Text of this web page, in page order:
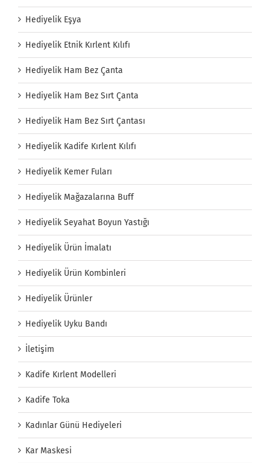
Hediyelik Eşya
Hediyelik Etnik Kırlent Kılıfı
Hediyelik Ham Bez Çanta
Hediyelik Ham Bez Sırt Çanta
Hediyelik Ham Bez Sırt Çantası
Hediyelik Kadife Kırlent Kılıfı
Hediyelik Kemer Fuları
Hediyelik Mağazalarına Buff
Hediyelik Seyahat Boyun Yastığı
Hediyelik Ürün İmalatı
Hediyelik Ürün Kombinleri
Hediyelik Ürünler
Hediyelik Uyku Bandı
İletişim
Kadife Kırlent Modelleri
Kadife Toka
Kadınlar Günü Hediyeleri
Kar Maskesi